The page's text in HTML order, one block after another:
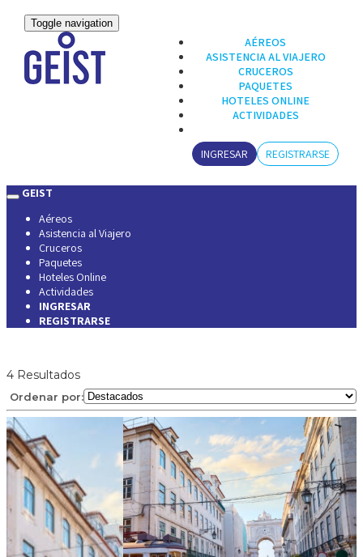
Toggle navigation
AÉREOS
ASISTENCIA AL VIAJERO
CRUCEROS
PAQUETES
HOTELES ONLINE
ACTIVIDADES
INGRESAR REGISTRARSE
GEIST
Aéreos
Asistencia al Viajero
Cruceros
Paquetes
Hoteles Online
Actividades
INGRESAR
REGISTRARSE
4 Resultados
Ordenar por: